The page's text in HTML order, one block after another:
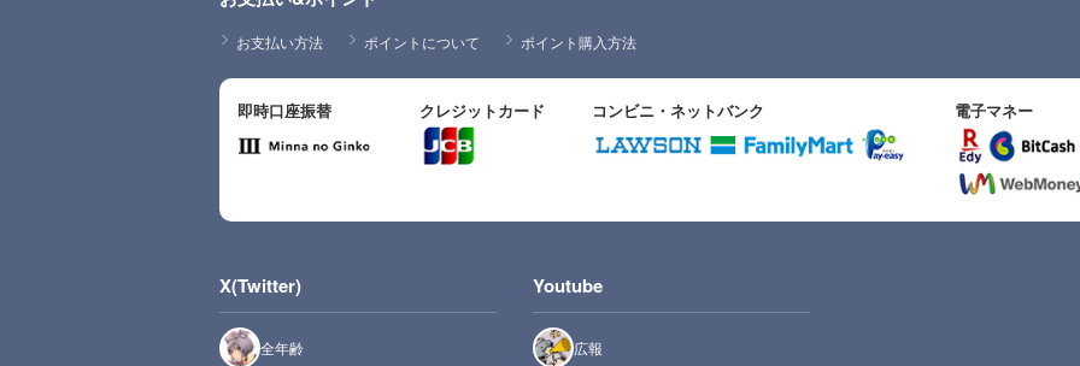
お支払い方法 ポイントについて ポイント購入方法
即時口座振替 クレジットカード コンビニ・ネットバンク 電子マネー
X(Twitter)
全年齢
Youtube
広報